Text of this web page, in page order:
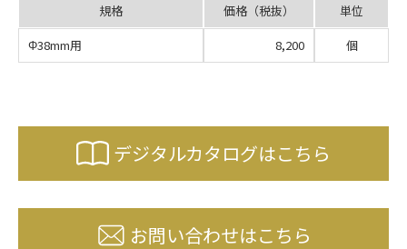
規格 価格（税抜）
単位
Φ38mm用
8,200 個
デジタルカタログはこちら
お問い合わせはこちら